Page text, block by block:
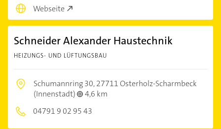
Webseite
Schneider Alexander Haustechnik
HEIZUNGS- UND LÜFTUNGSBAU
Schumannring 30,27711 Osterholz-Scharmbeck
(Innenstadt)
4,6 km
04791 9 02 95 43